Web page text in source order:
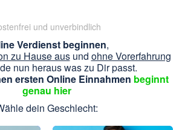
und unverbindlich
Verdienst beginnen,
zu Hause ausund ohne Vorerfahrung
nun heraus was zu Dir passt.
ersten Online Einnahmen beginnt
genau hier
dein Geschlecht: